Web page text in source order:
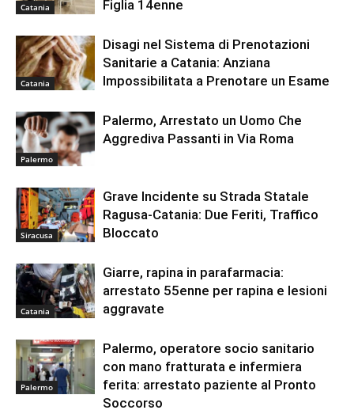
Catania
Figlia 14enne
Catania
Disagi nel Sistema di Prenotazioni
Sanitarie a Catania: Anziana
Impossibilitata a Prenotare un Esame
Palermo
Palermo, Arrestato un Uomo Che
Aggrediva Passanti in Via Roma
Siracusa
Grave Incidente su Strada Statale
Ragusa-Catania: Due Feriti, Traffico
Bloccato
Catania
Giarre, rapina in parafarmacia:
arrestato 55enne per rapina e lesioni
aggravate
Palermo
Palermo, operatore socio sanitario
con mano fratturata e infermiera
ferita: arrestato paziente al Pronto
Soccorso